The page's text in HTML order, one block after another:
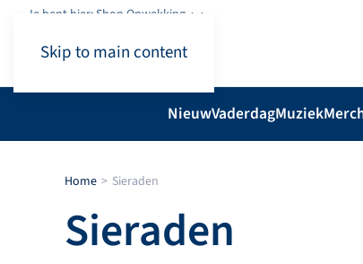
Skip to main content
Je bent hier: Shop.Opwekking
NieuwVaderdagMuziek
Home Sieraden
Sieraden